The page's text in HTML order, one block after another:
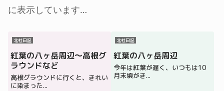
に表示しています…
北杜日記
紅葉の八ヶ岳周辺～高根グ
ラウンドなど
高根グラウンドに行くと、きれい
に染まった...
北杜日記
紅葉の八ヶ岳周辺
今年は紅葉が遅く、いつもは10
月末頃がき...